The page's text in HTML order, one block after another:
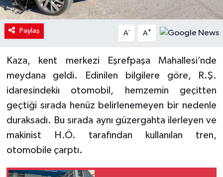
Paylaş A- A+
Kaza, kent merkezi Eşrefpaşa Mahallesi’nde
meydana geldi. Edinilen bilgilere göre, R.Ş.
idaresindekiı otomobil, hemzemin geçitten
geçtiği sırada henüz belirlenemeyen bir nedenle
duraksadı. Bu sırada aynı güzergahta ilerleyen ve
makinist H.Ö. tarafından kullanılan tren,
otomobile çarptı.